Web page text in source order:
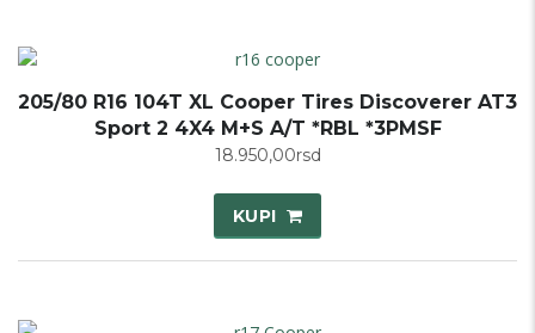
205/80 R16 104T XL Cooper Tires Discoverer AT3
Sport 2 4X4 M+S A/T *RBL *3PMSF
18.950,00rsd
KUPI